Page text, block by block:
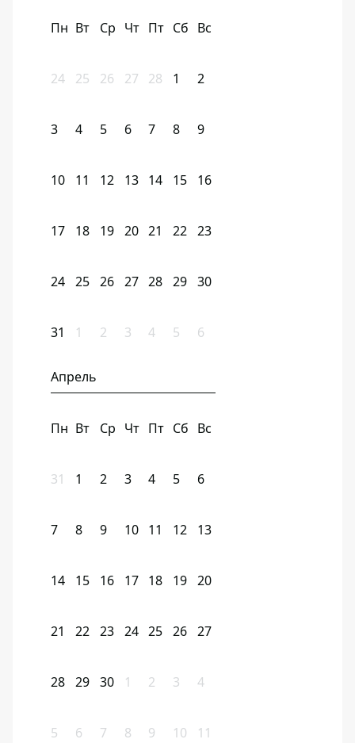
Пн Вт Ср Чт Пт Сб Вс
24 25 26 27 28 1 2
3 4 5 6 7 8 9
10 11 12 13 14 15 16
17 18 19 20 21 22 23
24 25 26 27 28 29 30
31 1 2 3 4 5 6
Апрель
Пн Вт Ср Чт Пт Сб Вс
31 1 2 3 4 5 6
7 8 9 10 11 12 13
14 15 16 17 18 19 20
21 22 23 24 25 26 27
28 29 30 1 2 3 4
5 6 7 8 9 10 11